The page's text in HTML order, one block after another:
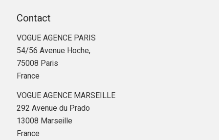
Contact
VOGUE AGENCE PARIS
54/56 Avenue Hoche,
75008 Paris
France
VOGUE AGENCE MARSEILLE
292 Avenue du Prado
13008 Marseille
France